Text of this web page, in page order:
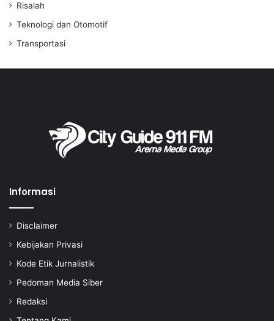
Risalah
Teknologi dan Otomotif
Transportasi
Informasi
Disclaimer
Kebijakan Privasi
Kode Etik Jurnalistik
Pedoman Media Siber
Redaksi